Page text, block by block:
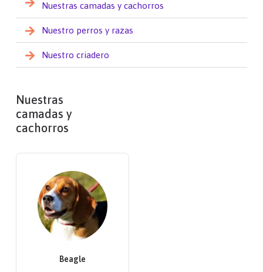
Nuestras camadas y cachorros
Nuestro perros y razas
Nuestro criadero
Nuestras
camadas y
cachorros
Beagle